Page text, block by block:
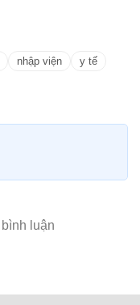
nhập viện y tế